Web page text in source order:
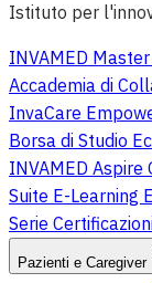
Istituto per
INVAMED
Accademia di
InvaCare
Borsa di Studio
INVAMED Aspire
Suite E-Learning
Serie
Pazienti e Caregiver